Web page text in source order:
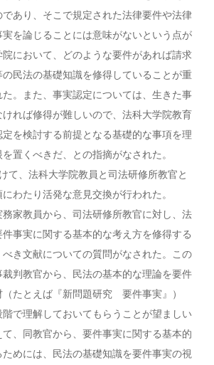
あり、そこで規定された法律要件や法律
を論じることには意味がないという点が
において、どのような要件があれば請求
民法の基礎知識を修得していることが重
。また、事実認定については、生きた事
れば修得が難しいので、法科大学院教育
を検討する前提となる基礎的な事項を理
置くべきだ、との指摘がなされた。
て、法科大学院教員と司法研修所教官と
わたり活発な意見交換が行われた。
務家教員から、司法研修所教官に対し、法
事実に関する基本的な考え方を修得する
き文献についての質問がなされた。この
判教官から、民法の基本的な理論を要件
たとえば『新問題研究 要件事実』）
で理解しておいてもらうことが望ましい
、同教官から、要件事実に関する基本的
めには、民法の基礎知識を要件事実の視